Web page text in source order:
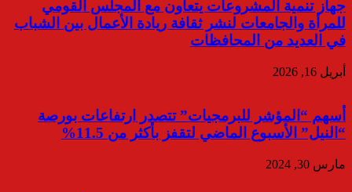
جهاز تنمية المشروعات يتعاون مع المجلس القومي
للمرأة والجامعات لنشر ثقافة ريادة الأعمال بين الشباب
في العديد من المحافظات
أبريل 16, 2026
أسهم “المؤشر للبرمجيات” تتصدر ارتفاعات بورصة
“النيل” الأسبوع الماضي لتقفز بأكثر من 11.5%
مارس 30, 2024